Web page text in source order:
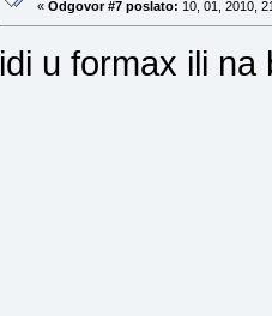
« Odgovor #7 poslato: 10, 01, 2010,
idi u formax ili